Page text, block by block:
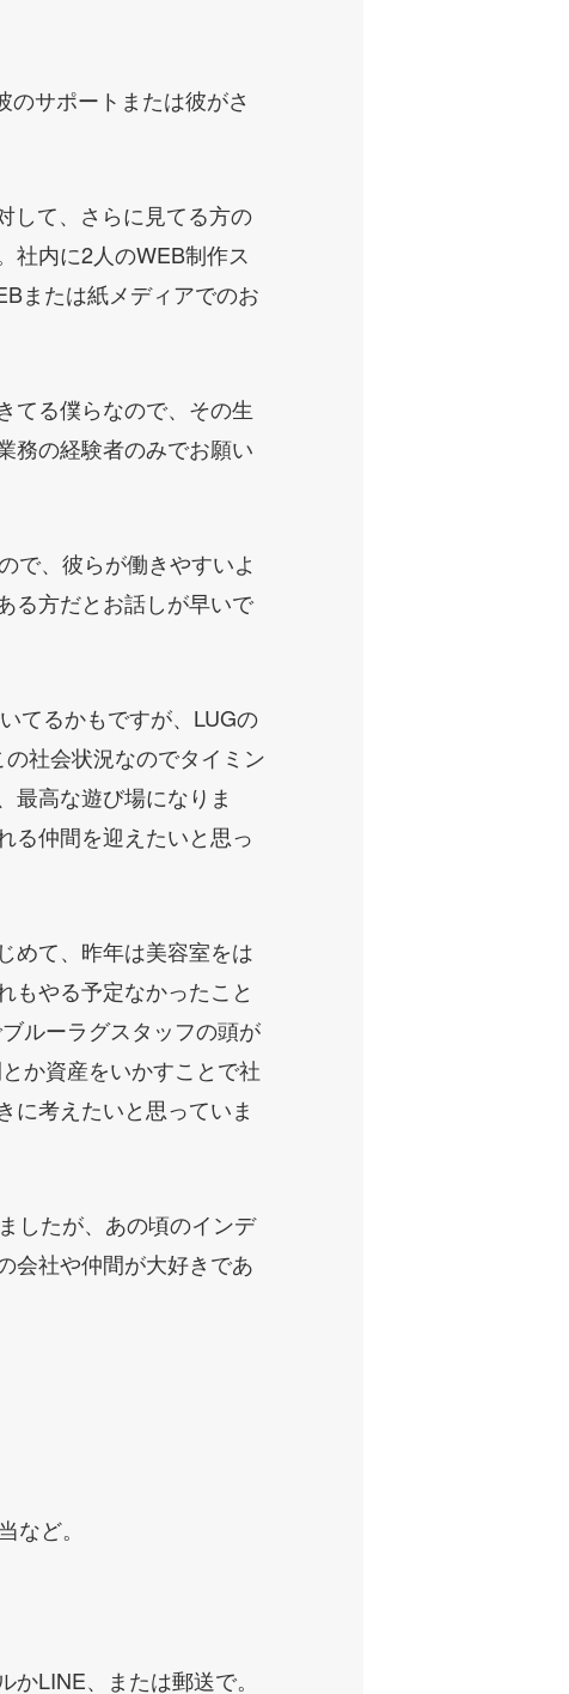
サポートまたは彼がさ
して、さらに見てる方の
社内に2人のWEB制作ス
または紙メディアでのお
てる僕らなので、その生
務の経験者のみでお願い
で、彼らが働きやすいよ
る方だとお話しが早いで
てるかもですが、LUGの
社会状況なのでタイミン
最高な遊び場になりま
る仲間を迎えたいと思っ
めて、昨年は美容室をは
もやる予定なかったこと
ルーラグスタッフの頭が
か資産をいかすことで社
に考えたいと思っていま
したが、あの頃のインデ
会社や仲間が大好きであ
ど。
LINE、または郵送で。